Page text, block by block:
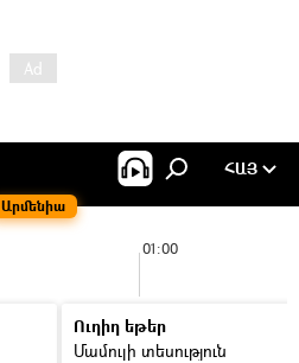
Արմենիա
ՀԱՅ
01:00
Ուղիղ եթեր
Մամուլի տեսություն